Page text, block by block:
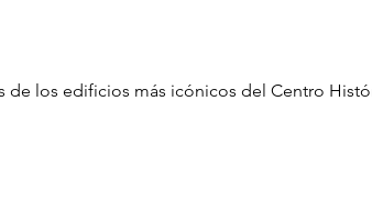
de los edificios más icónicos del Centro